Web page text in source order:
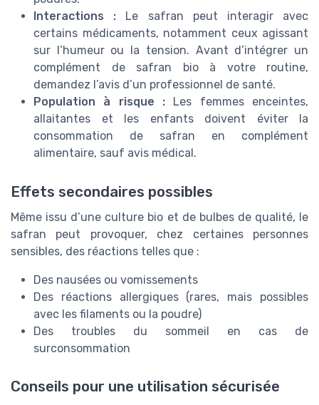
Interactions : Le safran peut interagir avec
certains médicaments, notamment ceux agissant
sur l’humeur ou la tension. Avant d’intégrer un
complément de safran bio à votre routine,
demandez l’avis d’un professionnel de santé.
Population à risque : Les femmes enceintes,
allaitantes et les enfants doivent éviter la
consommation de safran en complément
alimentaire, sauf avis médical.
Effets secondaires possibles
Même issu d’une culture bio et de bulbes de qualité, le
safran peut provoquer, chez certaines personnes
sensibles, des réactions telles que :
Des nausées ou vomissements
Des réactions allergiques (rares, mais possibles
avec les filaments ou la poudre)
Des troubles du sommeil en cas de
surconsommation
Conseils pour une utilisation sécurisée